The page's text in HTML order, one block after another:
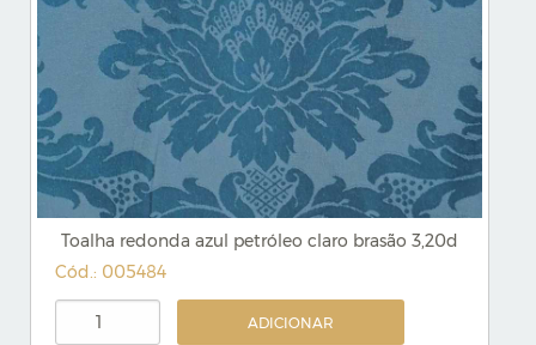
Toalha redonda azul petróleo claro brasão 3,20d
Cód.: 005484
ADICIONAR